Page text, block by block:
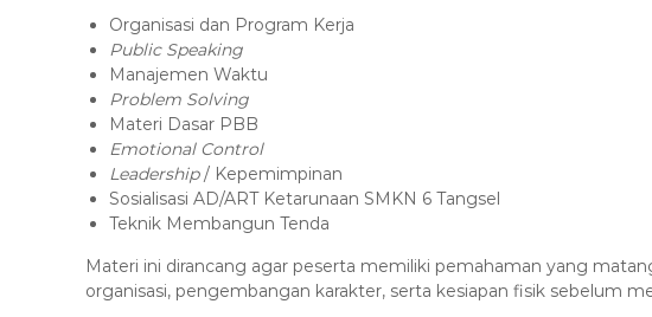
Organisasi dan Program Kerja
Public Speaking
Manajemen Waktu
Problem Solving
Materi Dasar PBB
Emotional Control
Leadership/ Kepemimpinan
Sosialisasi AD/ART Ketarunaan SMKN 6 Tangsel
Teknik Membangun Tenda
Materi ini dirancang agar peserta memiliki pemahaman yang
organisasi, pengembangan karakter, serta kesiapan fisik sebelum